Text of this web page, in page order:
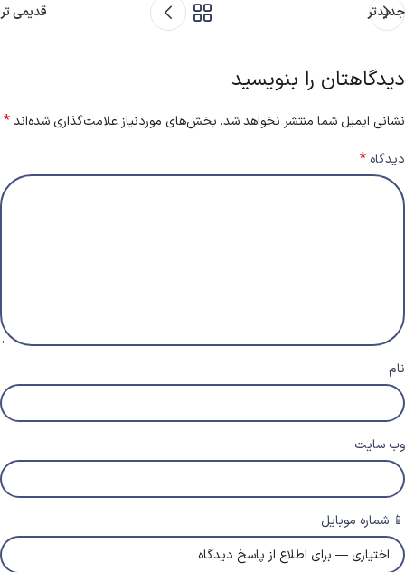
جدیدتر قدیمی تر
دیدگاهتان را بنویسید
نشانی ایمیل شما منتشر نخواهد شد. بخش‌های موردنیاز علامت‌گذاری شده‌اند*
دیدگاه *
نام
وب‌ سایت
📱 شماره موبایل